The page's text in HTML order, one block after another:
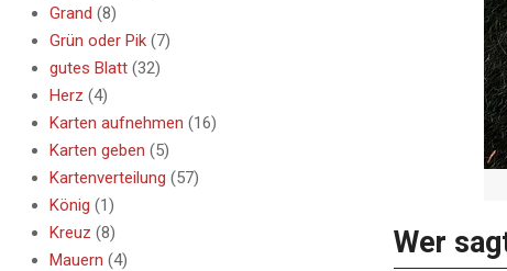
Wer
Grand (8)
Grün oder Pik (7)
gutes Blatt (32)
Herz (4)
Karten aufnehmen (16)
Karten geben (5)
Kartenverteilung (57)
König (1)
Kreuz (8)
Mauern (4)